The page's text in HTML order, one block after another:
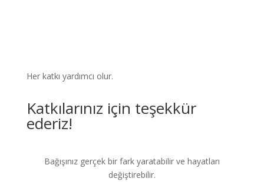
Her katkı yardımcı olur.
Katkılarınız için teşekkür
ederiz!
Bağışınız gerçek bir fark yaratabilir ve hayatları
değiştirebilir.